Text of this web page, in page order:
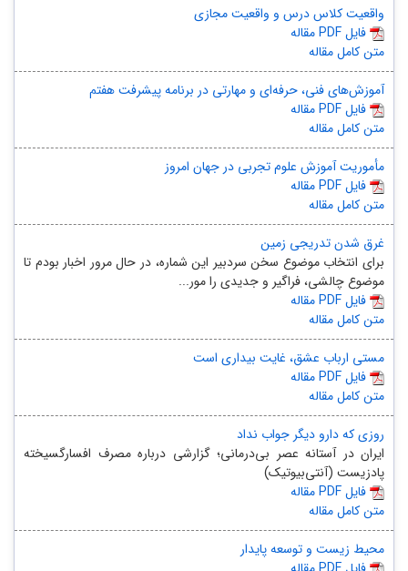
واقعیت کلاس درس و واقعیت مجازی
مقاله PDF فایل
متن کامل مقاله
آموزش‌های فنی‌، حرفه‌ای و مهارتی در برنامه پیشرفت هفتم
مقاله PDF فایل
متن کامل مقاله
مأموریت آموزش علوم تجربی در جهان امروز
مقاله PDF فایل
متن کامل مقاله
غرق شدن تدریجی زمین
برای انتخاب موضوع سخن سردبیر این شماره، در حال مرور اخبار بودم تا
موضوع چالشی، فراگیر و جدیدی را مور...
مقاله PDF فایل
متن کامل مقاله
مستی ارباب عشق، غایت بیداری است
مقاله PDF فایل
متن کامل مقاله
روزی که دارو دیگر جواب نداد
ایران در آستانه عصر بی‌درمانی؛ گزارشی درباره مصرف افسارگسیخته
پادزیست (آنتی‌بیوتیک)
مقاله PDF فایل
متن کامل مقاله
محیط زیست و توسعه پایدار